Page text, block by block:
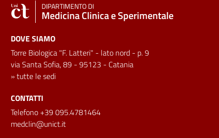
DIPARTIMENTO DI
Medicina Clinica e Sperimentale
DOVE SIAMO
Torre Biologica "F. Latteri" - lato nord - p. 9
via Santa Sofia, 89 - 95123 - Catania
»tutte le sedi
CONTATTI
Telefono +39 095.4781464
medclin@unict.it